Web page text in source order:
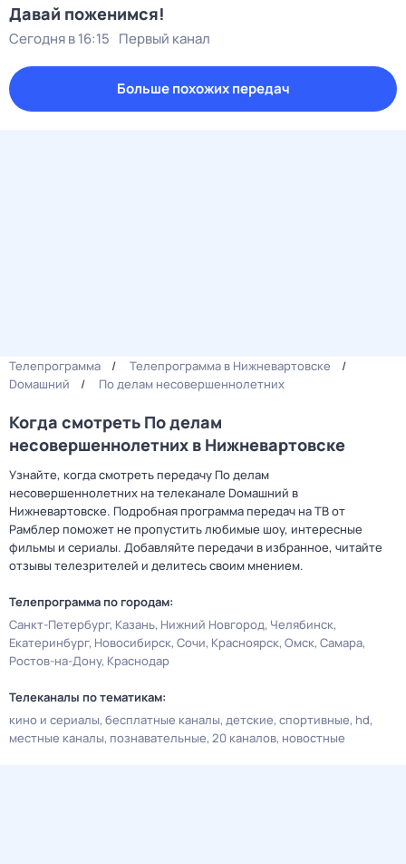
Давай поженимся!
Сегодня в 16:15 Первый канал
Больше похожих передач
Телепрограмма
Телепрограмма в Нижневартовске
Dомашний
По делам несовершеннолетних
Когда смотреть По делам
несовершеннолетних в Нижневартовске
Узнайте, когда смотреть передачу По делам
несовершеннолетних на телеканале Dомашний в
Нижневартовске. Подробная программа передач на ТВ от
Рамблер поможет не пропустить любимые шоу, интересные
фильмы и сериалы. Добавляйте передачи в избранное, читайте
отзывы телезрителей и делитесь своим мнением.
Телепрограмма по городам:
Санкт-Петербург Казань Нижний Новгород Челябинск
Екатеринбург Новосибирск Сочи Красноярск Омск Самара
Ростов-на-Дону Краснодар
Телеканалы по тематикам:
кино и сериалы бесплатные каналы детские спортивные hd
местные каналы познавательные 20 каналов новостные